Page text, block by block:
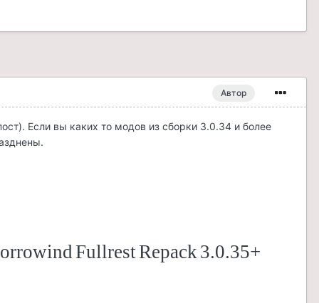
Автор
Если вы каких то модов из сборки 3.0.34 и более
FullrestRepack 3.0.35+